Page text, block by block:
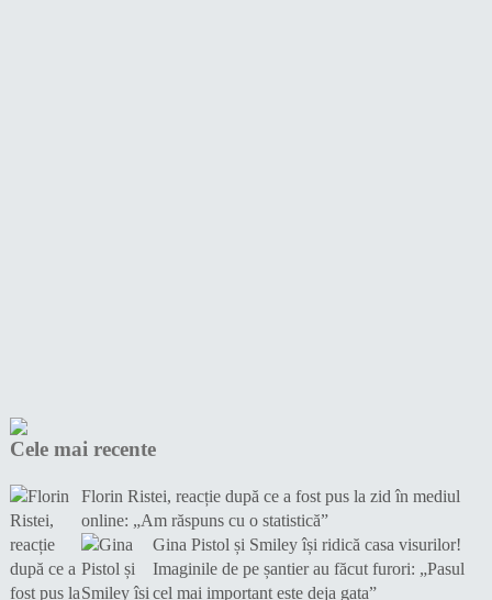
Cele mai recente
Florin Ristei, reacție după ce a fost pus la zid în mediul
online: „Am răspuns cu o statistică”
Gina Pistol și Smiley își ridică casa visurilor!
Imaginile de pe șantier au făcut furori: „Pasul
cel mai important este deja gata”